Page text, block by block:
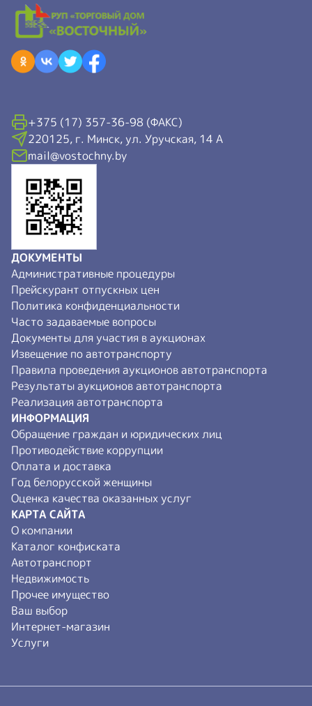
+375 (17) 357-36-98 (ФАКС)
220125, г. Минск, ул. Уручская, 14 А
mail@vostochny.by
ДОКУМЕНТЫ
Административные процедуры
Прейскурант отпускных цен
Политика конфиденциальности
Часто задаваемые вопросы
Документы для участия в аукционах
Извещение по автотранспорту
Правила проведения аукционов автотранспорта
Результаты аукционов автотранспорта
Реализация автотранспорта
ИНФОРМАЦИЯ
Обращение граждан и юридических лиц
Противодействие коррупции
Оплата и доставка
Год белорусской женщины
Оценка качества оказанных услуг
КАРТА САЙТА
О компании
Каталог конфиската
Автотранспорт
Недвижимость
Прочее имущество
Ваш выбор
Интернет-магазин